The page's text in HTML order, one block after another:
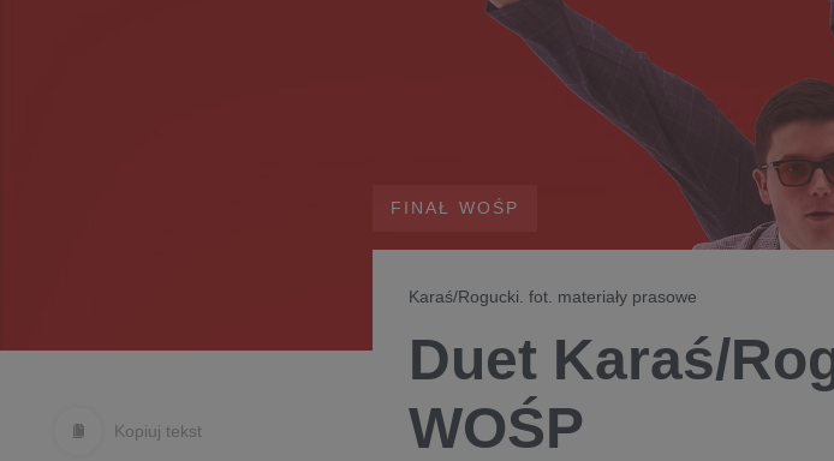
Kopiuj tekst
FINAŁ WOŚP
Karaś/Rogucki. fot. materiały prasowe
Duet Karaś/
WOŚP